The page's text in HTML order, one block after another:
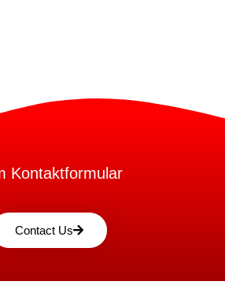
Kontaktformular
Contact Us